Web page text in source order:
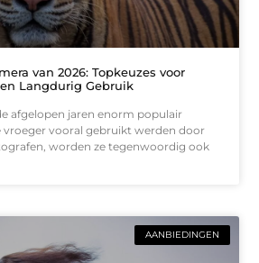
van 2026: Topkeuzes voor
Langdurig Gebruik
afgelopen jaren enorm populair
vroeger vooral gebruikt werden door
worden ze tegenwoordig ook
AANBIEDINGEN